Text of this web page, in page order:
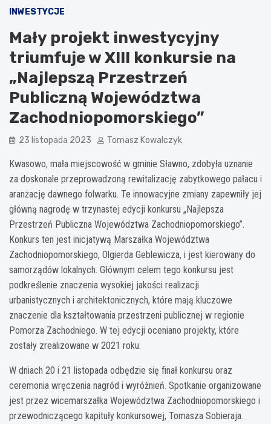
INWESTYCJE
Mały projekt inwestycyjny
triumfuje w XIII konkursie na
„Najlepszą Przestrzeń
Publiczną Województwa
Zachodniopomorskiego”
23 listopada 2023 Tomasz Kowalczyk
Kwasowo, mała miejscowość w gminie Sławno, zdobyła uznanie
za doskonale przeprowadzoną rewitalizację zabytkowego pałacu i
aranżację dawnego folwarku. Te innowacyjne zmiany zapewniły jej
główną nagrodę w trzynastej edycji konkursu „Najlepsza
Przestrzeń Publiczna Województwa Zachodniopomorskiego”.
Konkurs ten jest inicjatywą Marszałka Województwa
Zachodniopomorskiego, Olgierda Geblewicza, i jest kierowany do
samorządów lokalnych. Głównym celem tego konkursu jest
podkreślenie znaczenia wysokiej jakości realizacji
urbanistycznych i architektonicznych, które mają kluczowe
znaczenie dla kształtowania przestrzeni publicznej w regionie
Pomorza Zachodniego. W tej edycji oceniano projekty, które
zostały zrealizowane w 2021 roku.
W dniach 20 i 21 listopada odbędzie się finał konkursu oraz
ceremonia wręczenia nagród i wyróżnień. Spotkanie organizowane
jest przez wicemarszałka Województwa Zachodniopomorskiego i
przewodniczącego kapituły konkursowej, Tomasza Sobieraja.